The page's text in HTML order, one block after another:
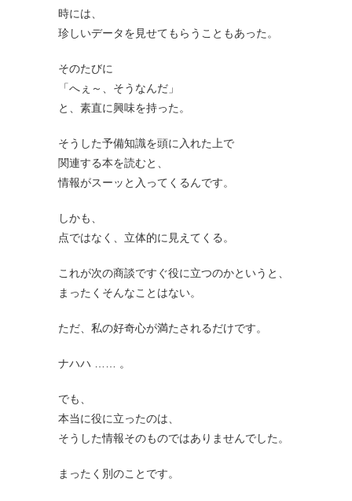
時には、
珍しいデータを見せてもらうこともあった。
そのたびに
「へぇ～、そうなんだ」
と、素直に興味を持った。
そうした予備知識を頭に入れた上で
関連する本を読むと、
情報がスーッと入ってくるんです。
しかも、
点ではなく、立体的に見えてくる。
これが次の商談ですぐ役に立つのかというと、
まったくそんなことはない。
ただ、私の好奇心が満たされるだけです。
ナハハ …… 。
でも、
本当に役に立ったのは、
そうした情報そのものではありませんでした。
まったく別のことです。